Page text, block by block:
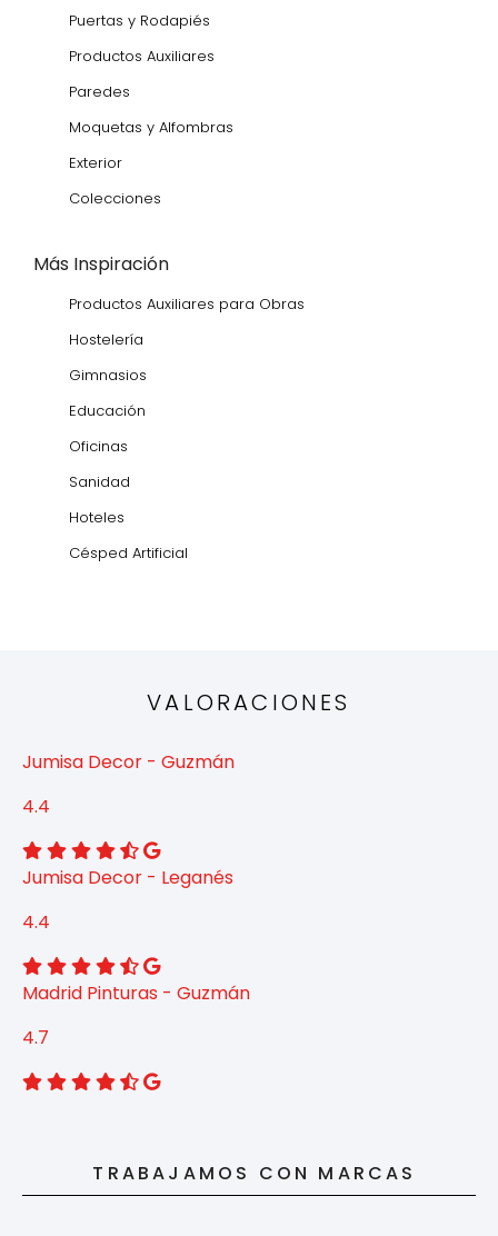
Puertas y Rodapiés
Productos Auxiliares
Paredes
Moquetas y Alfombras
Exterior
Colecciones
Más Inspiración
Productos Auxiliares para Obras
Hostelería
Gimnasios
Educación
Oficinas
Sanidad
Hoteles
Césped Artificial
VALORACIONES
Jumisa Decor - Guzmán
4.4
Jumisa Decor - Leganés
4.4
Madrid Pinturas - Guzmán
4.7
TRABAJAMOS CON MARCAS